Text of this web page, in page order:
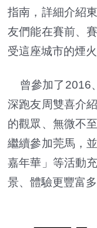
指南，詳細介紹
友們能在賽前、
受這座城市的煙火
曾參加了2016
深跑友周雙喜介
的觀眾、無微不
繼續參加莞馬，
嘉年華」等活動
景、體驗更豐富